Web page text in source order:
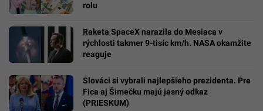
rolu
Raketa SpaceX narazila do Mesiaca v
rýchlosti takmer 9-tisíc km/h. NASA okamžite
reaguje
Slováci si vybrali najlepšieho prezidenta. Pre
Fica aj Šimečku majú jasný odkaz
(PRIESKUM)